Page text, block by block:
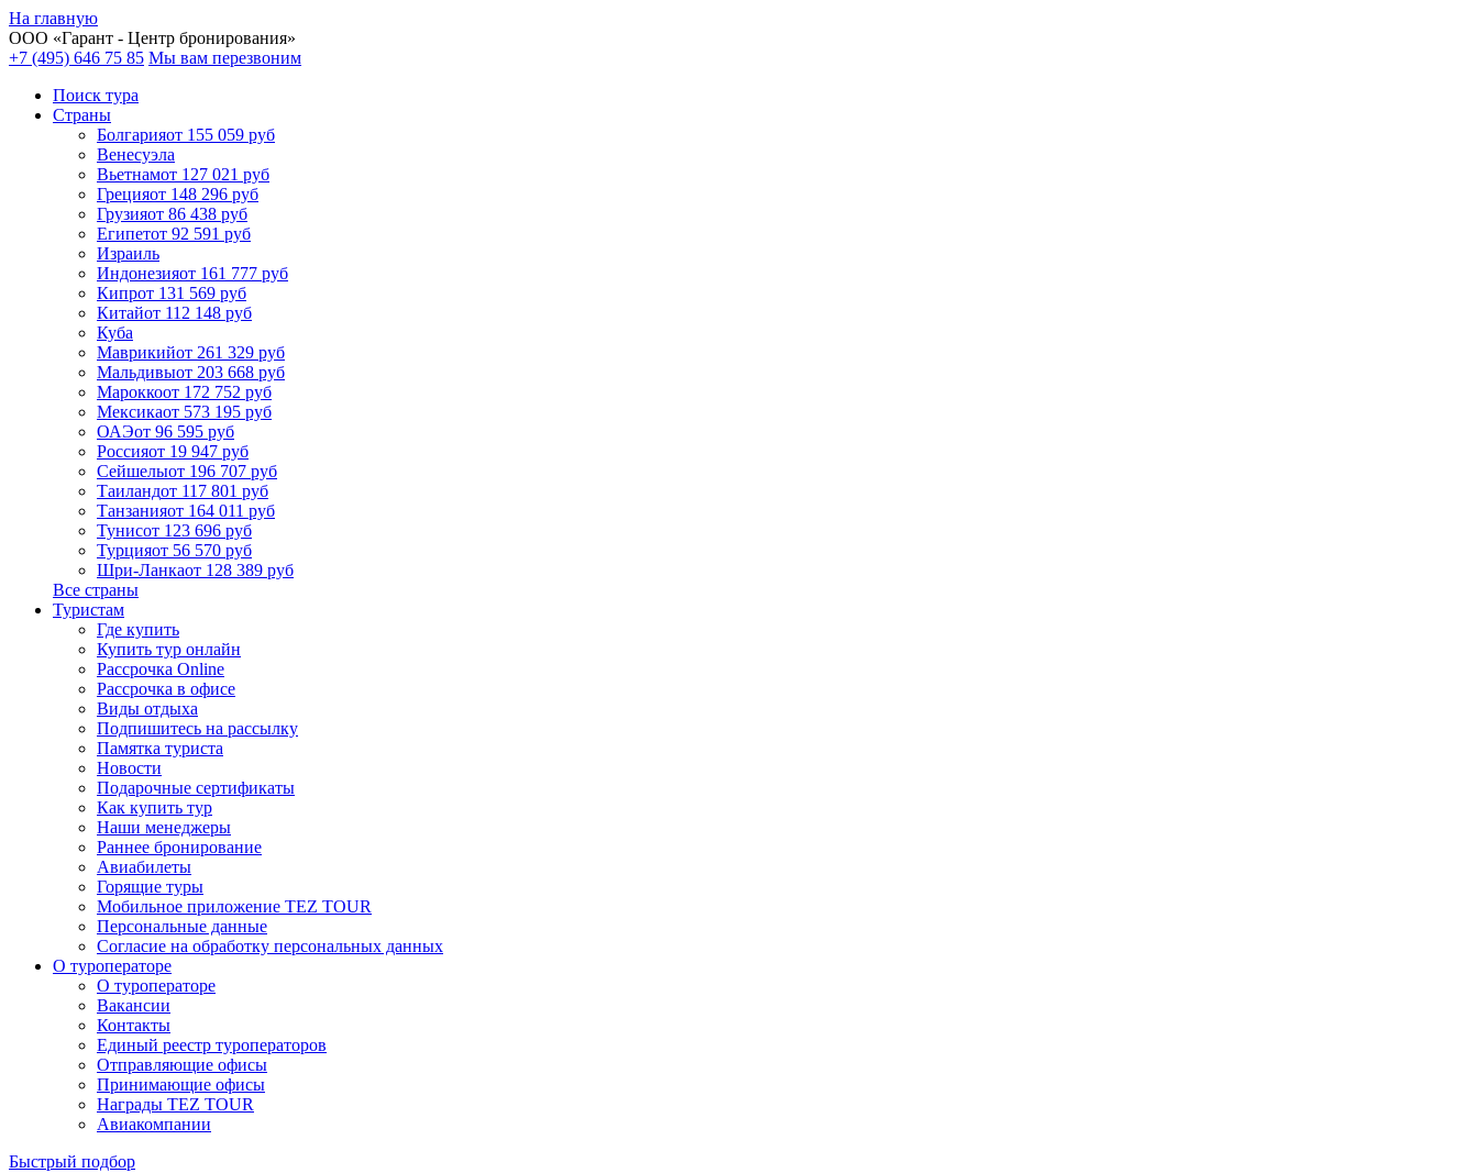
На главную
ООО «Гарант - Центр бронирования»
+7 (495) 646 75 85 Мы вам перезвоним
Поиск тура
Cтраны
Болгарияот 155 059 руб
Венесуэла
Вьетнамот 127 021 руб
Грецияот 148 296 руб
Грузияот 86 438 руб
Египетот 92 591 руб
Израиль
Индонезияот 161 777 руб
Кипрот 131 569 руб
Китайот 112 148 руб
Куба
Маврикийот 261 329 руб
Мальдивыот 203 668 руб
Мароккоот 172 752 руб
Мексикаот 573 195 руб
ОАЭот 96 595 руб
Россияот 19 947 руб
Сейшелыот 196 707 руб
Таиландот 117 801 руб
Танзанияот 164 011 руб
Тунисот 123 696 руб
Турцияот 56 570 руб
Шри-Ланкаот 128 389 руб
Все страны
Туристам
Где купить
Купить тур онлайн
Рассрочка Online
Рассрочка в офисе
Виды отдыха
Подпишитесь на рассылку
Памятка туриста
Новости
Подарочные сертификаты
Как купить тур
Наши менеджеры
Раннее бронирование
Авиабилеты
Горящие туры
Мобильное приложение TEZ TOUR
Персональные данные
Согласие на обработку персональных данных
О туроператоре
О туроператоре
Вакансии
Контакты
Единый реестр туроператоров
Отправляющие офисы
Принимающие офисы
Награды TEZ TOUR
Авиакомпании
Быстрый подбор